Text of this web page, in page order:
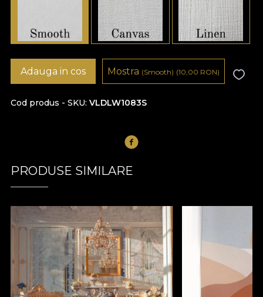
Cod produs - SKU VLDLW1083S
Adauga in cos Mostra (Smooth) (10,00 RON)
PRODUSE SIMILARE